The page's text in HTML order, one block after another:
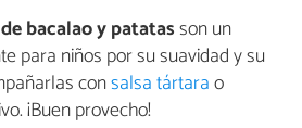
bacalao y patatasson un
para niños por su suavidad y su
consalsa tártarao
¡Buen provecho!